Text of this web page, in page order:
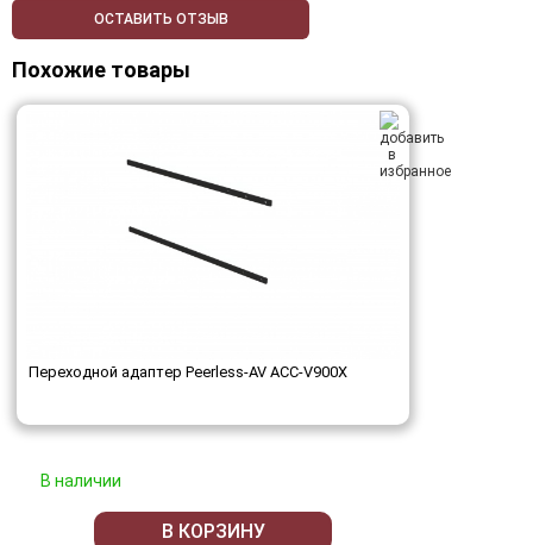
ОСТАВИТЬ ОТЗЫВ
Похожие товары
Переходной адаптер Peerless-AV ACC-V900X
В наличии
В КОРЗИНУ